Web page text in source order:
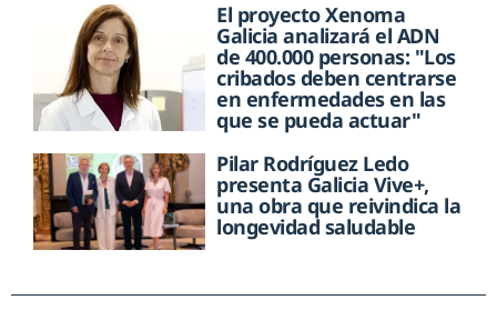
El proyecto Xenoma
Galicia analizará el ADN
de 400.000 personas: "Los
cribados deben centrarse
en enfermedades en las
que se pueda actuar"
Pilar Rodríguez Ledo
presenta Galicia Vive+,
una obra que reivindica la
longevidad saludable